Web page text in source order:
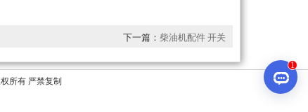
下一篇： 柴油机配件 开关
所有 严禁复制